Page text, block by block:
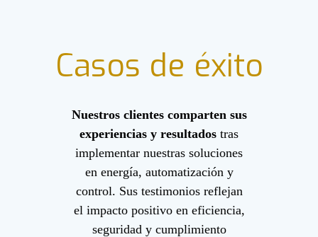
Casos de éxito
Nuestros clientes comparten sus
experiencias y resultados tras
implementar nuestras soluciones
en energía, automatización y
control. Sus testimonios reflejan
el impacto positivo en eficiencia,
seguridad y cumplimiento